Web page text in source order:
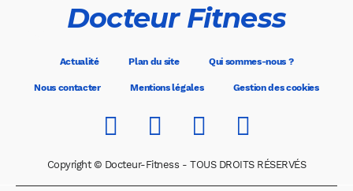
Docteur Fitness
Actualité Plan du site Qui sommes-nous ?
Nous contacter Mentions légales Gestion des cookies
Copyright © Docteur-Fitness - TOUS DROITS RÉSERVÉS